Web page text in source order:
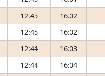
12:45 16:02
12:45 16:02
12:44 16:03
12:44 16:04